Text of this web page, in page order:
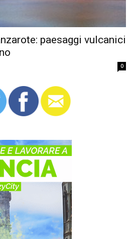
paesaggi vulcanici
0